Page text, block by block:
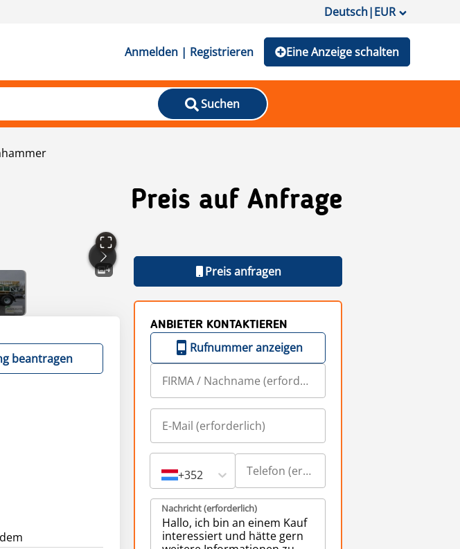
Deutsch|EUR
Anmelden | Registrieren Eine Anzeige schalten
Suchen
Preis auf Anfrage
4
beantragen
Preis anfragen
ANBIETER KONTAKTIEREN
Rufnummer anzeigen
+352
Nachricht (erforderlich)